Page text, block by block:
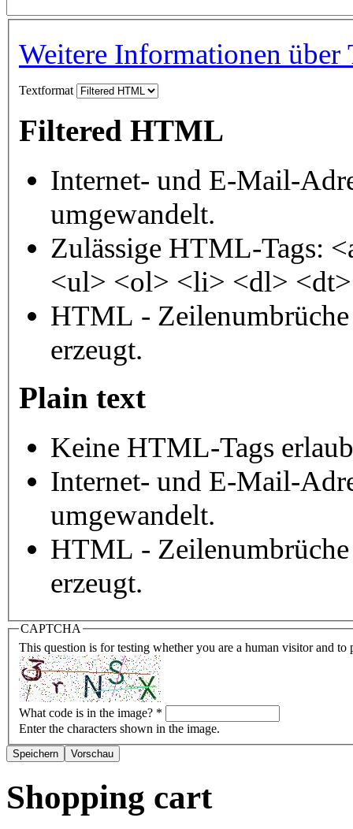
Weitere Informationen über
Textformat
Filtered HTML
Internet- und E-Mail-
umgewandelt.
Zulässige HTML-Tags:
<ul> <ol> <li> <dl>
HTML - Zeilenumbrüche
erzeugt.
Plain text
Keine HTML-Tags
Internet- und E-Mail-
umgewandelt.
HTML - Zeilenumbrüche
erzeugt.
CAPTCHA
This question is for testing whether you are a human visitor and to
What code is in the image? *
Enter the characters shown in the image.
Shopping cart